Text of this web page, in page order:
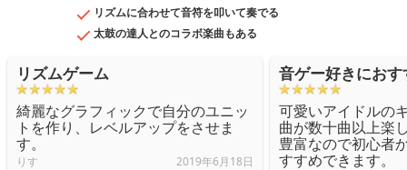
リズムに合わせて音符を叩いて奏でる
太鼓の達人とのコラボ楽曲もある
リズムゲーム
綺麗なグラフィックで自分のユニッ
トを作り、レベルアップをさせま
す。
りす 2019年6月18日
音ゲー好きにおす
可愛いアイドルの
曲が数十曲以上楽
豊富なので初心者
すすめできます。